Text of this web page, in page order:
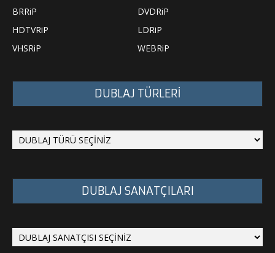
BRRiP
DVDRiP
HDTVRiP
LDRiP
VHSRiP
WEBRiP
DUBLAJ TÜRLERİ
DUBLAJ SANATÇILARI